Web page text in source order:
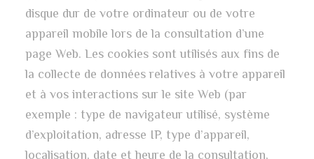
disque dur de votre ordinateur ou de votre
appareil mobile lors de la consultation d’une
page Web. Les cookies sont utilisés aux fins de
la collecte de données relatives à votre appareil
et à vos interactions sur le site Web (par
exemple : type de navigateur utilisé, système
d’exploitation, adresse IP, type d’appareil,
localisation, date et heure de la consultation,